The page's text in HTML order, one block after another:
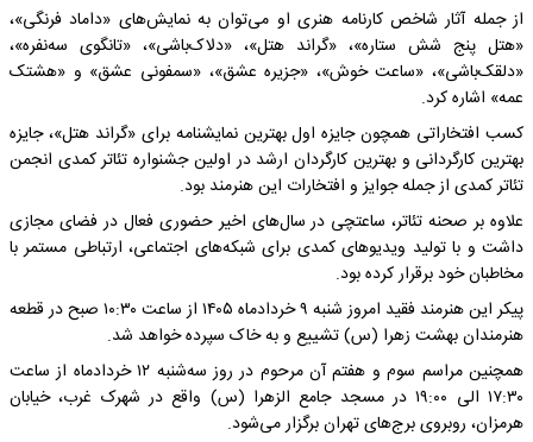
از جمله آثار شاخص کارنامه هنری او می‌توان به نمایش‌های «داماد فرنگی»،
«هتل پنج شش ستاره»، «گراند هتل»، «دلاک‌باشی»، «تانگوی سه‌نفره»،
«دلقک‌باشی»، «ساعت خوش»، «جزیره عشق»، «سمفونی عشق» و «هشتک
عمه» اشاره کرد.
کسب افتخاراتی همچون جایزه اول بهترین نمایشنامه برای «گراند هتل»، جایزه
بهترین کارگردانی و بهترین کارگردان ارشد در اولین جشنواره تئاتر کمدی انجمن
تئاتر کمدی از جمله جوایز و افتخارات این هنرمند بود.
علاوه بر صحنه تئاتر، ساعتچی در سال‌های اخیر حضوری فعال در فضای مجازی
داشت و با تولید ویدیوهای کمدی برای شبکه‌های اجتماعی، ارتباطی مستمر با
مخاطبان خود برقرار کرده بود.
پیکر این هنرمند فقید امروز شنبه ۹ خردادماه ۱۴۰۵ از ساعت ۱۰:۳۰ صبح در قطعه
هنرمندان بهشت زهرا (س) تشییع و به خاک سپرده خواهد شد.
همچنین مراسم سوم و هفتم آن مرحوم در روز سه‌شنبه ۱۲ خردادماه از ساعت
۱۷:۳۰ الی ۱۹:۰۰ در مسجد جامع الزهرا (س) واقع در شهرک غرب، خیابان
هرمزان، روبروی برج‌های تهران برگزار می‌شود.